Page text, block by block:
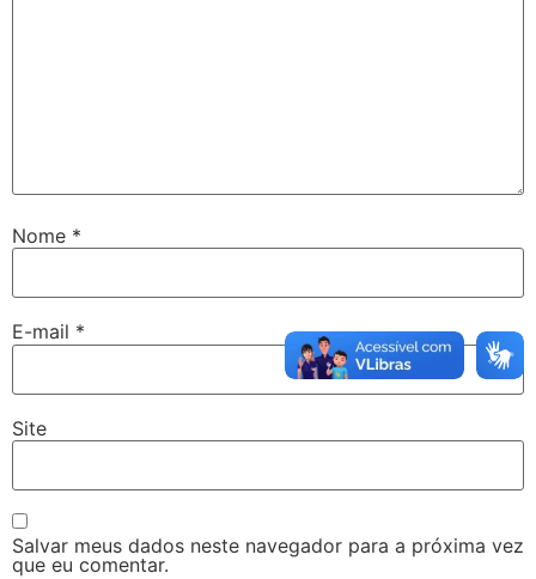
Nome *
E-mail *
Site
Salvar meus dados neste navegador para a próxima vez
que eu comentar.